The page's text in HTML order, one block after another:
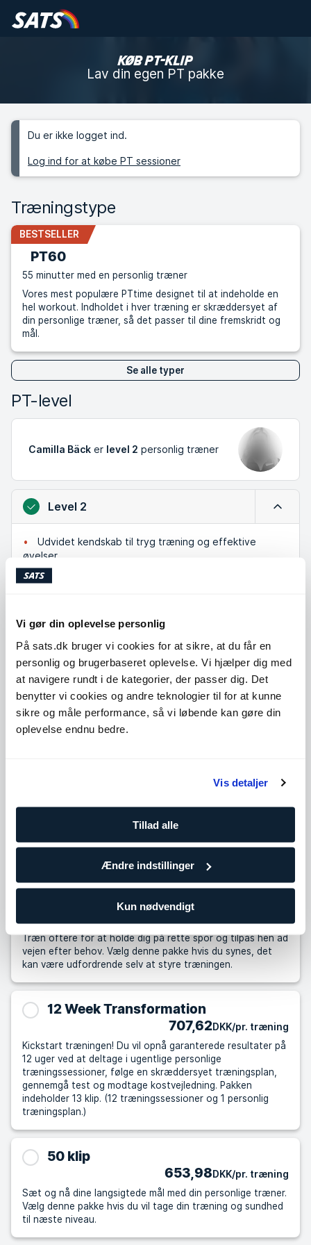
Vi gør din oplevelse personlig
På sats.dk bruger vi cookies for at sikre, at du får en
personlig og brugerbaseret oplevelse. Vi hjælper dig med
at navigere rundt i de kategorier, der passer dig. Det
benytter vi cookies og andre teknologier til for at kunne
sikre og måle performance, så vi løbende kan gøre din
oplevelse endnu bedre.
Vis detaljer
Tillad alle
Ændre indstillinger
Kun nødvendigt
KØB PT-KLIP
Lav din egen PT pakke
Du er ikke logget ind.
Log ind for at købe PT sessioner
Træningstype
PT60
BESTSELLER
55 minutter med en personlig træner
Vores mest populære PTtime designet til at indeholde en
hel workout. Indholdet i hver træning er skræddersyet af
din personlige træner, så det passer til dine fremskridt og
mål.
Se alle typer
PT-level
Camilla Bäck er level 2 personlig træner
Level 2 Luk
Udvidet kendskab til tryg træning og effektive
øvelser
Har arbejdet med mange forskellige mennesker og
mål
Level 1
Level 3
Level 4 Udvid
729,90DKK/pr. træning
Træn oftere for at holde dig på rette spor og tilpas hen ad
vejen efter behov. Vælg denne pakke, hvis du allerede
Træn oftere for at holde dig på rette spor og tilpas hen ad
vejen efter behov. Vælg denne pakke hvis du synes, det
kan være udfordrende selv at styre træningen.
12 Week Transformation
707,62DKK/pr. træning
Kickstart træningen! Du vil opnå garanterede resultater på
12 uger ved at deltage i ugentlige personlige
træningssessioner, følge en skræddersyet træningsplan,
gennemgå test og modtage kostvejledning. Pakken
indeholder 13 klip. (12 træningssessioner og 1 personlig
træningsplan.)
50 klip
653,98DKK/pr. træning
Sæt og nå dine langsigtede mål med din personlige træner.
Vælg denne pakke hvis du vil tage din træning og sundhed
til næste niveau.